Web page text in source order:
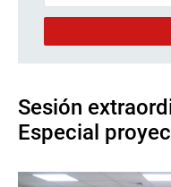
Sesión
Especial